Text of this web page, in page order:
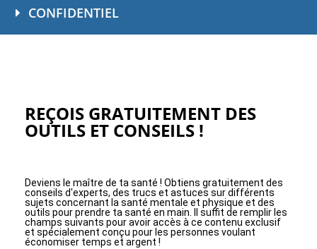
CONFIDENTIEL
REÇOIS GRATUITEMENT DES
OUTILS ET CONSEILS !
Deviens le maître de ta santé ! Obtiens gratuitement des
conseils d'experts, des trucs et astuces sur différents
sujets concernant la santé mentale et physique et des
outils pour prendre ta santé en main. Il suffit de remplir les
champs suivants pour avoir accès à ce contenu exclusif
et spécialement conçu pour les personnes voulant
économiser temps et argent !